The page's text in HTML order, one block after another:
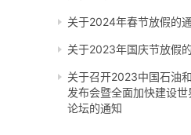
关于2024年春节放假的
关于2023年国庆节放假
关于召开2023中国石油
发布会暨全面加快建设
论坛的通知